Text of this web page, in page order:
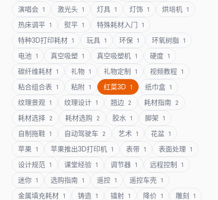
演唱会 1 激光头 1 灯具 1 灯饰 1 烘培机 1
热床调平 1 熨平 1 特殊耗材入门 1
特种3D打印耗材 1 玩具 1 环保 1 环氧树脂 1
电池 1 真空吸塑 1 真空吸塑机 1 硬度 1
碳纤维耗材 1 礼物 1 礼物定制 1 视频教程 1
粘合组合表 1 粘附 1 红菜3D 1 纸巾盒 1
纹理景观 1 纹理设计 1 翘边 2 耗材指南 2
耗材选择 2 耗材选购 2 胶水 1 脚架 1
自制拖鞋 1 自动驾驶车 2 艺术 1 花盆 1
苹果 1 苹果推出3D打印机 1 表带 1 表面处理 1
设计规范 1 课堂经验 1 调节器 1 远程控制 1
迷你 1 选购指南 1 遥控 1 遥控车壳 1
金属填充耗材 1 铸造 1 镭射 1 降价 1 雕刻 1